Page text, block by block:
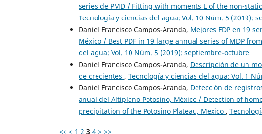
series de PMD / Fitting with moments L of the non-
Tecnología y ciencias del agua: Vol. 10 Núm. 5 (2019):
Daniel Francisco Campos-Aranda, Mejores FDP en 19
México / Best PDF in 19 large annual series of MDP
del agua: Vol. 10 Núm. 5 (2019): septiembre-octubre
Daniel Francisco Campos-Aranda, Descripción de un
de crecientes , Tecnología y ciencias del agua: Vol. 1
Daniel Francisco Campos-Aranda, Detección de
anual del Altiplano Potosino, México / Detection of
precipitation of the Potosino Plateau, Mexico ,
<< < 1 2 3 4 > >>